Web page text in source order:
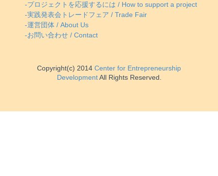
-プロジェクトを応援するには / How to support a project
-実践発表会トレードフェア / Trade Fair
-運営団体 / About Us
-お問い合わせ / Contact
Copyright(c) 2014 Center for Entrepreneurship
DevelopmentAll Rights Reserved.